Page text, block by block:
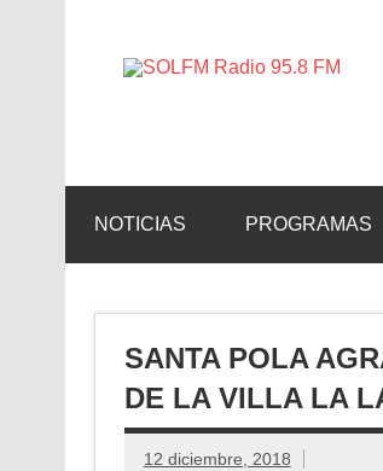
NOTICIAS PROGRAMAS
SANTA POLA
DE LA VILLA LA
12 diciembre, 2018